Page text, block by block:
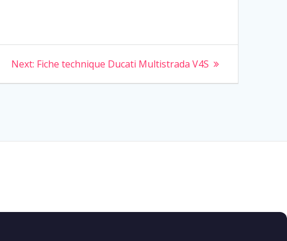
Next: Next
Fiche technique Ducati Multistrada V4S